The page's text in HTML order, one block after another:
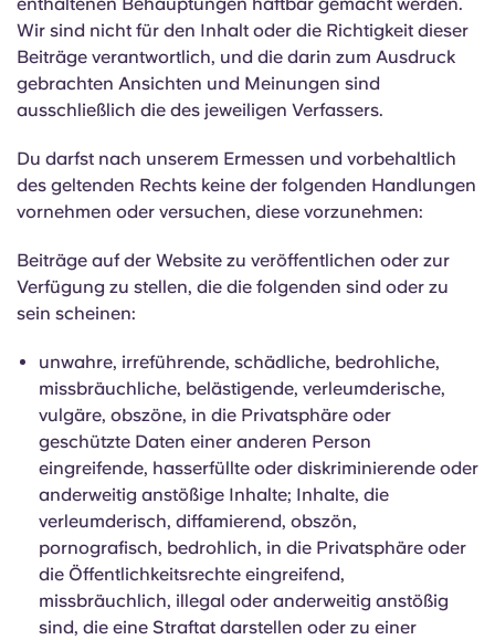
Wir sind nicht für den Inhalt oder die Richtigkeit dieser
Beiträge verantwortlich, und die darin zum Ausdruck
gebrachten Ansichten und Meinungen sind
ausschließlich die des jeweiligen Verfassers.
Du darfst nach unserem Ermessen und vorbehaltlich
des geltenden Rechts keine der folgenden Handlungen
vornehmen oder versuchen, diese vorzunehmen:
Beiträge auf der Website zu veröffentlichen oder zur
Verfügung zu stellen, die die folgenden sind oder zu
sein scheinen:
unwahre, irreführende, schädliche, bedrohliche,
missbräuchliche, belästigende, verleumderische,
vulgäre, obszöne, in die Privatsphäre oder
geschützte Daten einer anderen Person
eingreifende, hasserfüllte oder diskriminierende oder
anderweitig anstößige Inhalte; Inhalte, die
verleumderisch, diffamierend, obszön,
pornografisch, bedrohlich, in die Privatsphäre oder
die Öffentlichkeitsrechte eingreifend,
missbräuchlich, illegal oder anderweitig anstößig
sind, die eine Straftat darstellen oder zu einer